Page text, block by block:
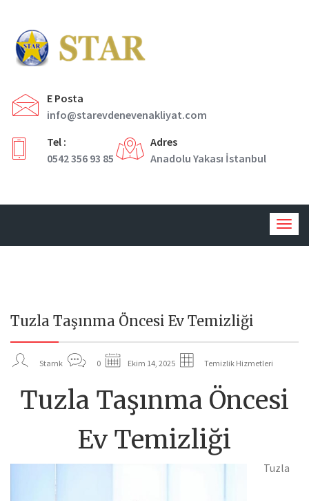
E Posta
info@starevdenevenakliyat.com
Tel :
0542 356 93 85
Adres
Anadolu Yakası İstanbul
Tuzla Taşınma Öncesi Ev Temizliği
Starnk 0 Ekim 14, 2025 Temizlik Hizmetleri
Tuzla Taşınma Öncesi
Ev Temizliği
Tuzla